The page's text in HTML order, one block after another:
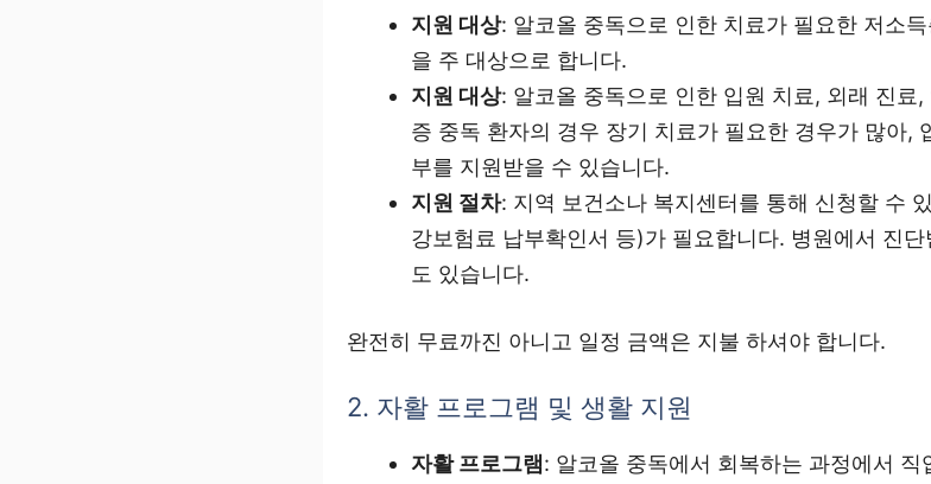
지원 대상: 알코올 중독으로 인한 치료가 필요한 저소
을 주 대상으로 합니다.
지원 대상: 알코올 중독으로 인한 입원 치료, 외래 진료
증 중독 환자의 경우 장기 치료가 필요한 경우가 많아,
부를 지원받을 수 있습니다.
지원 절차: 지역 보건소나 복지센터를 통해 신청할 수
강보험료 납부확인서 등)가 필요합니다. 병원에서 진
도 있습니다.
완전히 무료까진 아니고 일정 금액은 지불 하셔야 합니다.
2. 자활 프로그램 및 생활 지원
자활 프로그램: 알코올 중독에서 회복하는 과정에서